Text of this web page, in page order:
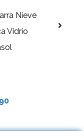
Nieve
Vidrio